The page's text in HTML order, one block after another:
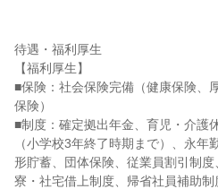
待遇・福利厚生
【福利厚生】
■保険：社会保険完備（健康保険、
保険）
■制度：確定拠出年金、育児・介護
（小学校3年終了時期まで）、永
形貯蓄、団体保険、従業員割引制
寮・社宅借上制度、帰省社員補助